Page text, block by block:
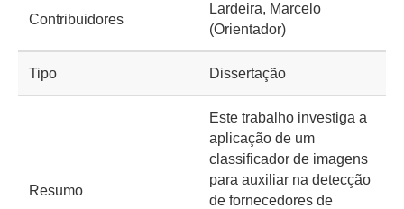
Contribuidores
Lardeira, Marcelo
(Orientador)
Tipo Dissertação
Resumo
Este trabalho investiga a
aplicação de um
classificador de imagens
para auxiliar na detecção
de fornecedores de